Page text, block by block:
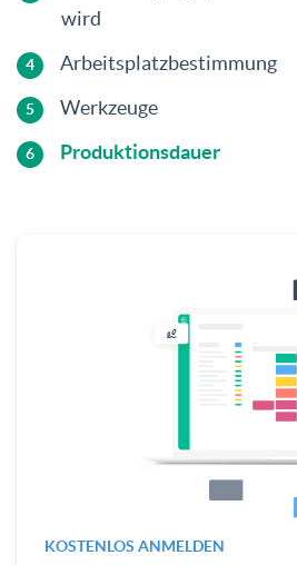
wird
Arbeitsplatzbestimmung
Werkzeuge
Produktionsdauer
KOSTENLOS ANMELDEN